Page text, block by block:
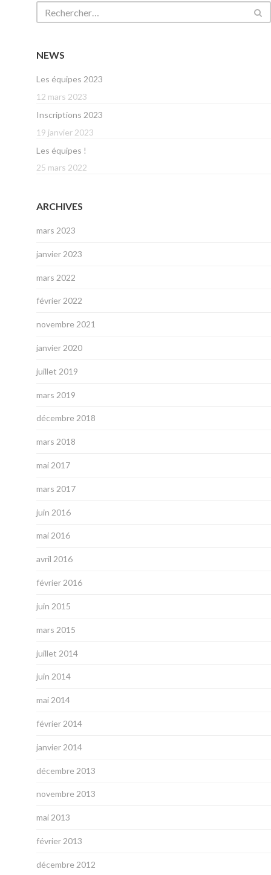
NEWS
Les équipes 2023
12 mars 2023
Inscriptions 2023
19 janvier 2023
Les équipes !
25 mars 2022
ARCHIVES
mars 2023
janvier 2023
mars 2022
février 2022
novembre 2021
janvier 2020
juillet 2019
mars 2019
décembre 2018
mars 2018
mai 2017
mars 2017
juin 2016
mai 2016
avril 2016
février 2016
juin 2015
mars 2015
juillet 2014
juin 2014
mai 2014
février 2014
janvier 2014
décembre 2013
novembre 2013
mai 2013
février 2013
décembre 2012